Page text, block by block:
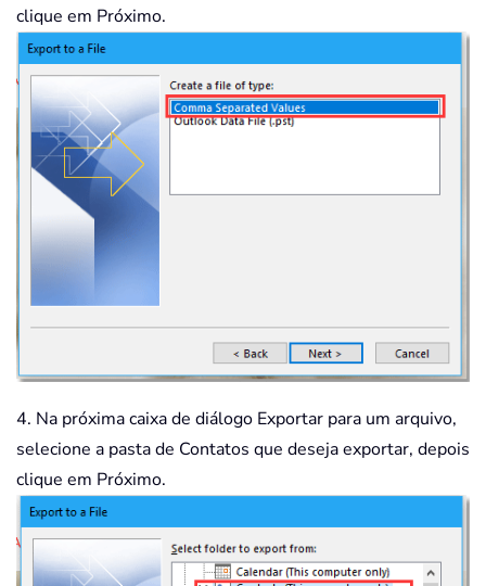
clique em Próximo.
4. Na próxima caixa de diálogo Exportar para um arquivo,
selecione a pasta de Contatos que deseja exportar, depois
clique em Próximo.